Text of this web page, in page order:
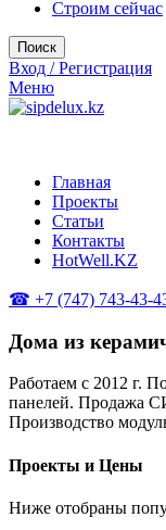
Строим сейчас
Поиск
Вход / Регистрация
Меню
Главная
Проекты
Статьи
Контакты
HotWell.KZ
☎ +7 (747) 743-43-
Дома из
Работаем с 2012 г.
панелей. Продажа
Производство
Проекты и Цены
Ниже отобраны